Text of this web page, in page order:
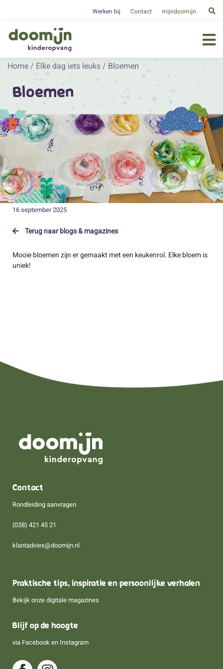
Werken bij Contact mijndoomijn
Home / Elke dag iets leuks / Bloemen
Bloemen
16 september 2025
Terug naar blogs & magazines
Mooie bloemen zijn er gemaakt met een keukenrol. Elke bloem is
uniek!
Contact
Rondleiding aanvragen
(038) 421 45 21
klantadvies@doomijn.nl
Praktische tips, inspiratie en persoonlijke verhalen
Bekijk onze digitale magazines
Blijf op de hoogte
via Facebook en Instagram